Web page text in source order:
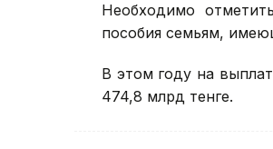
Необходимо
пособия семьям,
В этом году на
474,8 млрд тенге.